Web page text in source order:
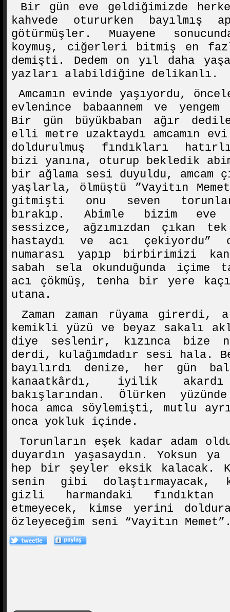
Bir gün eve geldiğimizde
kahvede otururken bayılmış
götürmüşler. Muayene
koymuş, ciğerleri bitmiş en
demişti. Dedem on yıl daha
yazları alabildiğine delikanlı.
Amcamın evinde yaşıyordu,
evlenince babaannem ve yengem
Bir gün büyükbaban ağır
elli metre uzaktaydı amcamın
doldurulmuş fındıkları
bizi yanına, oturup bekledik
bir ağlama sesi duyuldu, amcam
yaşlarla, ölmüştü ”Vayitın
gitmişti onu seven
bırakıp. Abimle bizim eve
sessizce, ağzımızdan çıkan
hastaydı ve acı çekiyordu”
numarası yapıp birbirimizi
sabah sela okunduğunda
acı çökmüş, tenha bir yere
utana.
Zaman zaman rüyama girerdi,
kemikli yüzü ve beyaz sakalı
diye seslenir, kızınca bize ne
derdi, kulağımdadır sesi hala.
bayılırdı denize, her gün
kanaatkârdı, iyilik
bakışlarından. Ölürken
hoca amca söylemişti, mutlu
onca yokluk içinde.
Torunların eşek kadar adam
duyardın yaşasaydın. Yoksun
hep bir şeyler eksik kalacak.
senin gibi dolaştırmayacak,
gizli harmandaki fındıktan
etmeyecek, kimse yerini
özleyeceğim seni “Vayitın